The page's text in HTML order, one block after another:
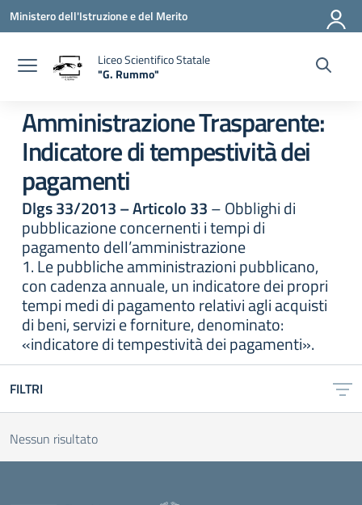
Vai ai contenuti
Vai al menu di navigazione
Vai al footer
Ministero dell'Istruzione e del Merito
Liceo Scientifico Statale
"G. Rummo"
Amministrazione Trasparente:
Indicatore di tempestività dei
pagamenti
Dlgs 33/2013 – Articolo 33– Obblighi di
pubblicazione concernenti i tempi di
pagamento dell’amministrazione
1. Le pubbliche amministrazioni pubblicano,
con cadenza annuale, un indicatore dei propri
tempi medi di pagamento relativi agli acquisti
di beni, servizi e forniture, denominato:
«indicatore di tempestività dei pagamenti».
FILTRI
Nessun risultato